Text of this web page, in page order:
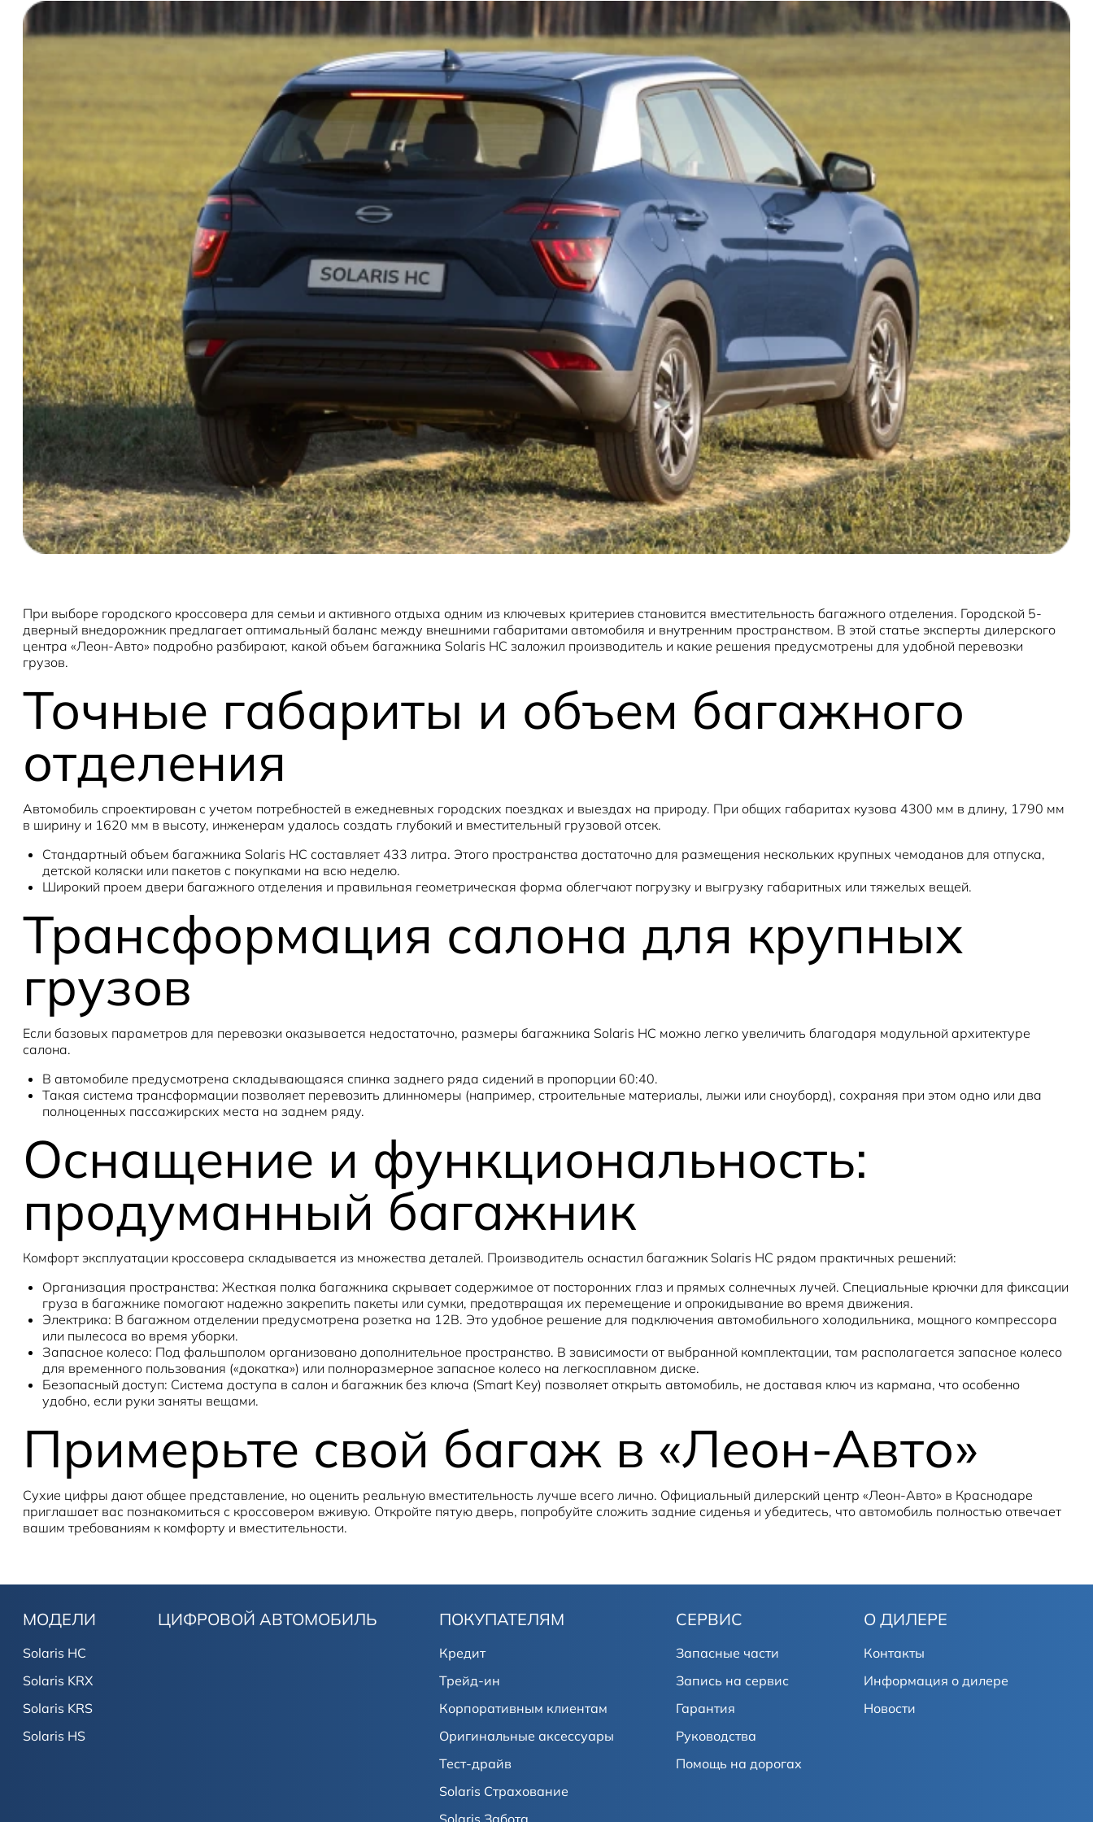
При выборе городского кроссовера для семьи и активного отдыха одним из ключевых критериев становится вместительность багажного отделения. Городской 5-
дверный внедорожник предлагает оптимальный баланс между внешними габаритами автомобиля и внутренним пространством. В этой статье эксперты дилерского
центра «Леон-Авто» подробно разбирают, какой объем багажника Solaris HC заложил производитель и какие решения предусмотрены для удобной перевозки
грузов.
Точные габариты и объем багажного
отделения
Автомобиль спроектирован с учетом потребностей в ежедневных городских поездках и выездах на природу. При общих габаритах кузова 4300 мм в длину, 1790 мм
в ширину и 1620 мм в высоту, инженерам удалось создать глубокий и вместительный грузовой отсек.
Стандартный объем багажника Solaris HC составляет 433 литра. Этого пространства достаточно для размещения нескольких крупных чемоданов для отпуска,
детской коляски или пакетов с покупками на всю неделю.
Широкий проем двери багажного отделения и правильная геометрическая форма облегчают погрузку и выгрузку габаритных или тяжелых вещей.
Трансформация салона для крупных
грузов
Если базовых параметров для перевозки оказывается недостаточно, размеры багажника Solaris HC можно легко увеличить благодаря модульной архитектуре
салона.
В автомобиле предусмотрена складывающаяся спинка заднего ряда сидений в пропорции 60:40.
Такая система трансформации позволяет перевозить длинномеры (например, строительные материалы, лыжи или сноуборд), сохраняя при этом одно или два
полноценных пассажирских места на заднем ряду.
Оснащение и функциональность:
продуманный багажник
Комфорт эксплуатации кроссовера складывается из множества деталей. Производитель оснастил багажник Solaris HC рядом практичных решений:
Организация пространства: Жесткая полка багажника скрывает содержимое от посторонних глаз и прямых солнечных лучей. Специальные крючки для фиксации
груза в багажнике помогают надежно закрепить пакеты или сумки, предотвращая их перемещение и опрокидывание во время движения.
Электрика: В багажном отделении предусмотрена розетка на 12В. Это удобное решение для подключения автомобильного холодильника, мощного компрессора
или пылесоса во время уборки.
Запасное колесо: Под фальшполом организовано дополнительное пространство. В зависимости от выбранной комплектации, там располагается запасное колесо
для временного пользования («докатка») или полноразмерное запасное колесо на легкосплавном диске.
Безопасный доступ: Система доступа в салон и багажник без ключа (Smart Key) позволяет открыть автомобиль, не доставая ключ из кармана, что особенно
удобно, если руки заняты вещами.
Примерьте свой багаж в «Леон-Авто»
Сухие цифры дают общее представление, но оценить реальную вместительность лучше всего лично. Официальный дилерский центр «Леон-Авто» в Краснодаре
приглашает вас познакомиться с кроссовером вживую. Откройте пятую дверь, попробуйте сложить задние сиденья и убедитесь, что автомобиль полностью отвечает
вашим требованиям к комфорту и вместительности.
МОДЕЛИ
Solaris HC
Solaris KRX
Solaris KRS
Solaris HS
ЦИФРОВОЙ АВТОМОБИЛЬ ПОКУПАТЕЛЯМ
Кредит
Трейд-ин
Корпоративным клиентам
Оригинальные аксессуары
Тест-драйв
Solaris Страхование
Solaris Забота
СЕРВИС
Запасные части
Запись на сервис
Гарантия
Руководства
Помощь на дорогах
О ДИЛЕРЕ
Контакты
Информация о дилере
Новости